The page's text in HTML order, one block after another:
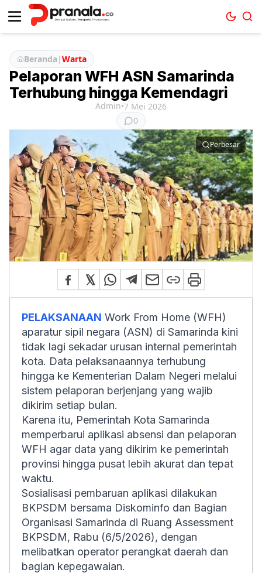
Beranda|Warta
Pelaporan WFH ASN Samarinda
Terhubung hingga Kemendagri
Admin•7 Mei 2026
0
Perbesar
PELAKSANAAN Work From Home (WFH)
aparatur sipil negara (ASN) di Samarinda kini
tidak lagi sekadar urusan internal pemerintah
kota. Data pelaksanaannya terhubung
hingga ke Kementerian Dalam Negeri melalui
sistem pelaporan berjenjang yang wajib
dikirim setiap bulan.
Karena itu, Pemerintah Kota Samarinda
memperbarui aplikasi absensi dan pelaporan
WFH agar data yang dikirim ke pemerintah
provinsi hingga pusat lebih akurat dan tepat
waktu.
Sosialisasi pembaruan aplikasi dilakukan
BKPSDM bersama Diskominfo dan Bagian
Organisasi Samarinda di Ruang Assessment
BKPSDM, Rabu (6/5/2026), dengan
melibatkan operator perangkat daerah dan
bagian kepegawaian.